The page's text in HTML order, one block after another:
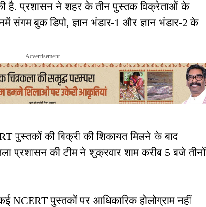
की है. प्रशासन ने शहर के तीन पुस्तक विक्रेताओं के
संगम बुक डिपो, ज्ञान भंडार-1 और ज्ञान भंडार-2 के
Advertisement
पुस्तकों की बिक्री की शिकायत मिलने के बाद
प्रशासन की टीम ने शुक्रवार शाम करीब 5 बजे तीनों
NCERT पुस्तकों पर आधिकारिक होलोग्राम नहीं